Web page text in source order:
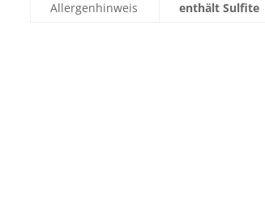
Allergenhinweis
enthält Sulfite